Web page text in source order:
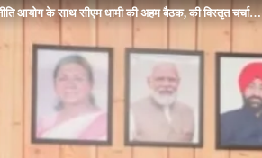
आयोग के साथ सीएम धामी की अहम बैठक, की विस्तृत चर्चा…